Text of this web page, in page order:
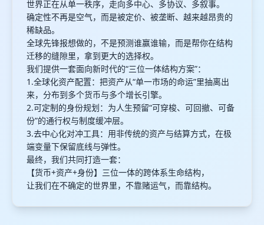
世界正在从单一秩序，走向多中心、多协议、多叙事。
确定性不再是空气，而是被定价、被垄断、越来越昂贵的
稀缺品。
全球先锋报想做的，不是预测谁赢谁输，而是帮你在结构
迁移的缝隙里，拿到更大的选择权。
我们提供一套面向新时代的“三位一体结构方案”：
1.全球化资产配置：把资产从“单一市场的命运”里抽离出
来，分布到多个货币与多个增长引擎。
2.可定制的身份规划：为人生预留“可穿梭、可回撤、可备
份”的通行权与制度缓冲层。
3.去中心化对冲工具：用非传统的资产与结算方式，在极
端变量下保留底线与弹性。
最终，我们共同打造一套：
【货币+资产+身份】三位一体的跨体系生命结构，
让我们在不确定的世界里，不靠赌运气，而靠结构。